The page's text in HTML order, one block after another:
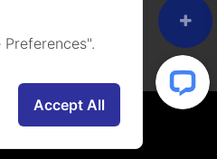
Accept All